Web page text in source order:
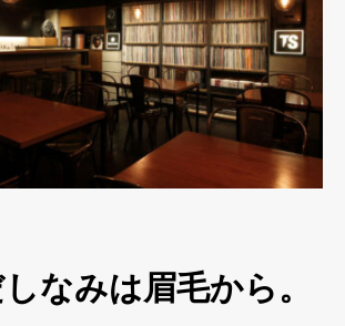
なみは眉毛から。